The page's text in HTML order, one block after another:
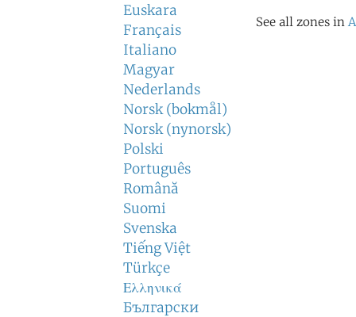
Euskara
Français
Italiano
Magyar
Nederlands
Norsk (bokmål)
Norsk (nynorsk)
Polski
Português
Română
Suomi
Svenska
Tiếng Việt
Türkçe
Ελληνικά
Български
See all zones in